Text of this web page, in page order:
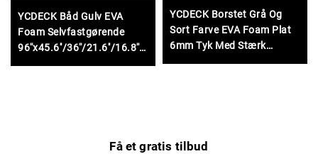
YCDECK Båd Gulv EVA
Foam Selvfastgørende
96''x45.6''/36''/21.6''/16.8''
YCDECK Borstet Grå Og
Sort Farve EVA Foam Plat
6mm Tyk Med Stærk
Selvfast Nonskid Underlag
Få et gratis tilbud